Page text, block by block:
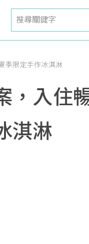
季限定手作冰淇淋
，入住
淇淋